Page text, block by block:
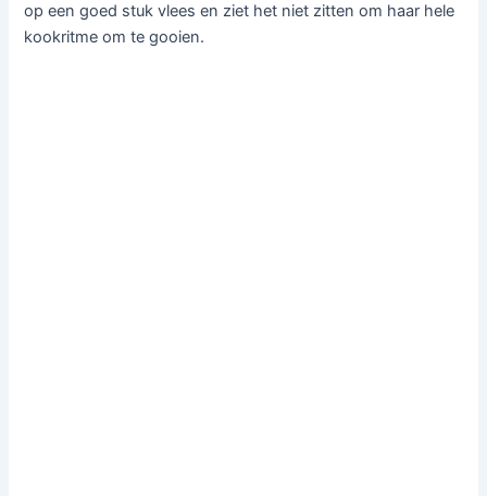
op een goed stuk vlees en ziet het niet zitten om haar hele
kookritme om te gooien.